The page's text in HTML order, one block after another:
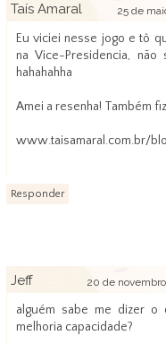
Taís Amaral 25 de
Eu viciei nesse jogo e tô
na Vice-Presidencia, não
hahahahha
Amei a resenha! Também
www.taisamaral.com.br/
Responder
Jeff 20 de
alguém sabe me dizer o
melhoria capacidade?